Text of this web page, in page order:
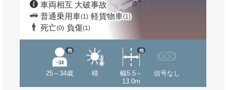
車両相互 大破事故
普通乗用車(1) 軽貨物車(1)
死亡(0) 負傷(1)
25～34歳
他
晴
幅5.5～
13.0m
他
信号なし